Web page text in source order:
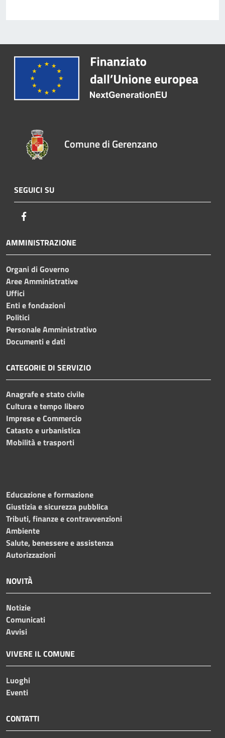
Comune di Gerenzano
SEGUICI SU
AMMINISTRAZIONE
Organi di Governo
Aree Amministrative
Uffici
Enti e fondazioni
Politici
Personale Amministrativo
Documenti e dati
CATEGORIE DI SERVIZIO
Anagrafe e stato civile
Cultura e tempo libero
Imprese e Commercio
Catasto e urbanistica
Mobilità e trasporti
Educazione e formazione
Giustizia e sicurezza pubblica
Tributi, finanze e contravvenzioni
Ambiente
Salute, benessere e assistenza
Autorizzazioni
NOVITÀ
Notizie
Comunicati
Avvisi
VIVERE IL COMUNE
Luoghi
Eventi
CONTATTI